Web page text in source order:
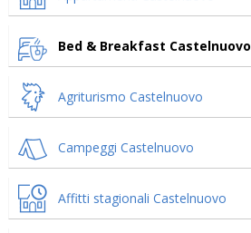
Bed & Breakfast Castelnuovo
Agriturismo Castelnuovo
Campeggi Castelnuovo
Affitti stagionali Castelnuovo